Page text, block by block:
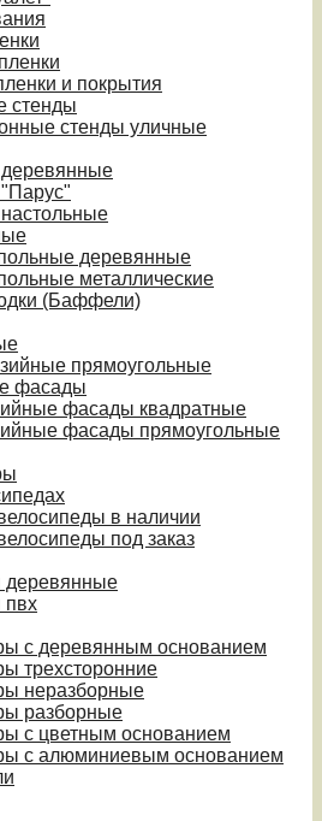
и покрытия
стенды
стенды уличные
деревянные
металлические
(Баффели)
прямоугольные
фасады
фасады квадратные
фасады прямоугольные
в наличии
под заказ
деревянные
пвх
с деревянным основанием
трехсторонние
неразборные
разборные
с цветным основанием
с алюминиевым основанием